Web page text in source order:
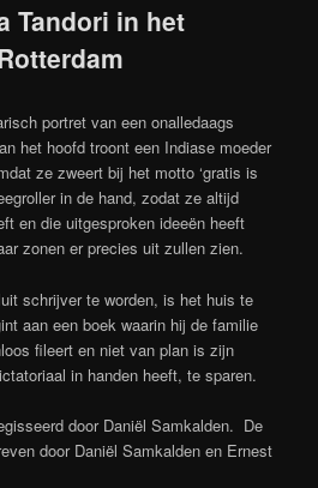
Tandori in het
portret van een onalledaags
het hoofd troont een Indiase moeder
ze zweert bij het motto ‘gratis is
in de hand, zodat ze altijd
en die uitgesproken ideeën heeft
zonen er precies uit zullen zien.
schrijver te worden, is het huis te
aan een boek waarin hij de familie
fileert en niet van plan is zijn
in handen heeft, te sparen.
door Daniël Samkalden. De
door Daniël Samkalden en Ernest